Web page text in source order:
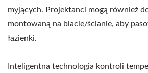
myjących. Projektanci mogą również
montowaną na blacie/ścianie, aby
łazienki.
Inteligentna technologia kontroli